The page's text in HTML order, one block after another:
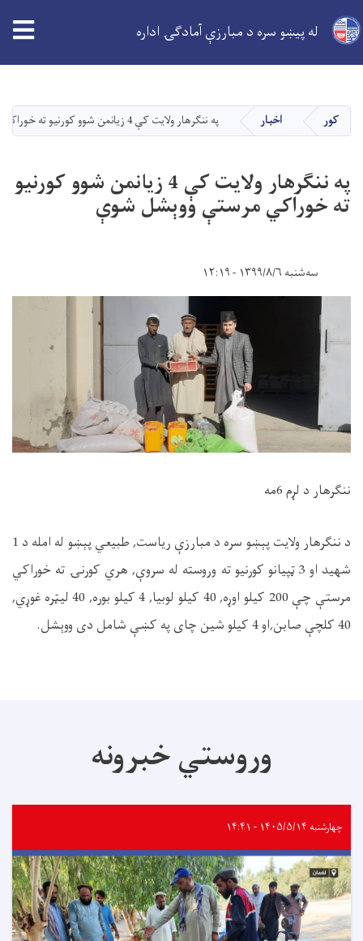
دانګل
له پیښو سره د مبارزې آمادګۍ اداره
کور اخبار په ننګرهار ولایت کې 4 زیانمن شوو کورنیو ته خوراکي مرستې ووېشل شوې
په ننګرهار ولایت کې 4 زیانمن شوو کورنیو
ته خوراکي مرستې ووېشل شوې
سه‌شنبه ۱۳۹۹/۸/۶ - ۱۲:۱۹
ننګرهار د لړم 6مه
د ننګرهار ولایت پېښو سره د مبارزې ریاست, طبیعي پېښو له امله د 1
شهید او 3 ټپیانو کورنیو ته وروسته له سروې, هري کورنۍ ته خوراکي
مرستې چې 200 کیلو اوړه, 40 کیلو لوبیا, 4 کیلو بوره, 40 لیټره غوړي,
40 کلچې صابن,او 4 کیلو شین چای په کښې شامل دی ووېشل.
وروستي خبرونه
چهارشنبه ۱۴۰۵/۵/۱۴ - ۱۴:۴۱